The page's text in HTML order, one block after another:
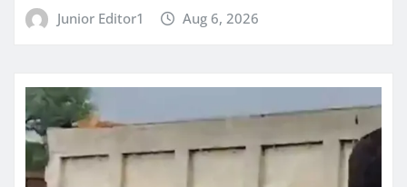
Junior Editor1 Aug 6, 2026